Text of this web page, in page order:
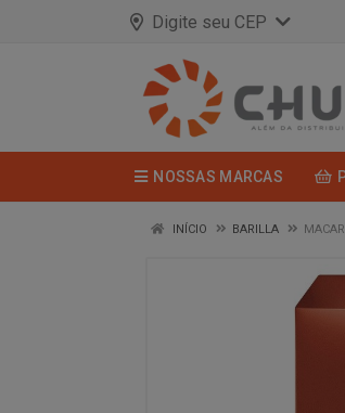
Digite seu CEP
NOSSAS MARCAS
INÍCIO BARILLA